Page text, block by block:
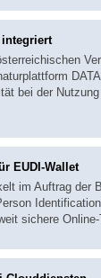
bei der
EUDI-Wallet
im Auftrag der
sichere